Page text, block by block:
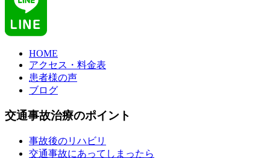
HOME
アクセス・料金表
患者様の声
ブログ
交通事故治療のポイント
事故後のリハビリ
交通事故にあってしまったら